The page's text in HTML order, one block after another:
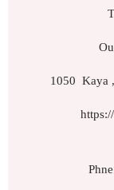
1050 Kaya